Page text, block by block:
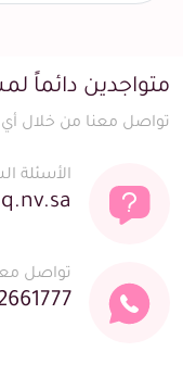
متواجدين دائماً
تواصل معنا من خلال أي
الأسئلة
تواصل